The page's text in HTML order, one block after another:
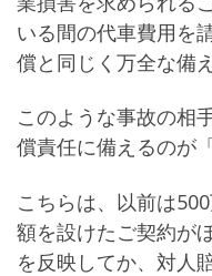
いる間の代車費用を
償と同じく万全な備
このような事故の相
償責任に備えるのが
こちらは、以前は
額を設けたご契約が
を反映してか、対人